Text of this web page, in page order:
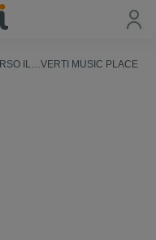
IL…VERTI MUSIC PLACE